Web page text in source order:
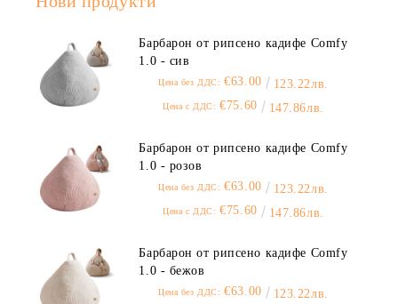
Барбарон от рипсено кадифе Comfy
1.0 - сив
Цена без ДДС: €63.00 123.22лв.
Цена с ДДС: €75.60 147.86лв.
Барбарон от рипсено кадифе Comfy
1.0 - розов
Цена без ДДС: €63.00 123.22лв.
Цена с ДДС: €75.60 147.86лв.
Барбарон от рипсено кадифе Comfy
1.0 - бежов
Цена без ДДС: €63.00 123.22лв.